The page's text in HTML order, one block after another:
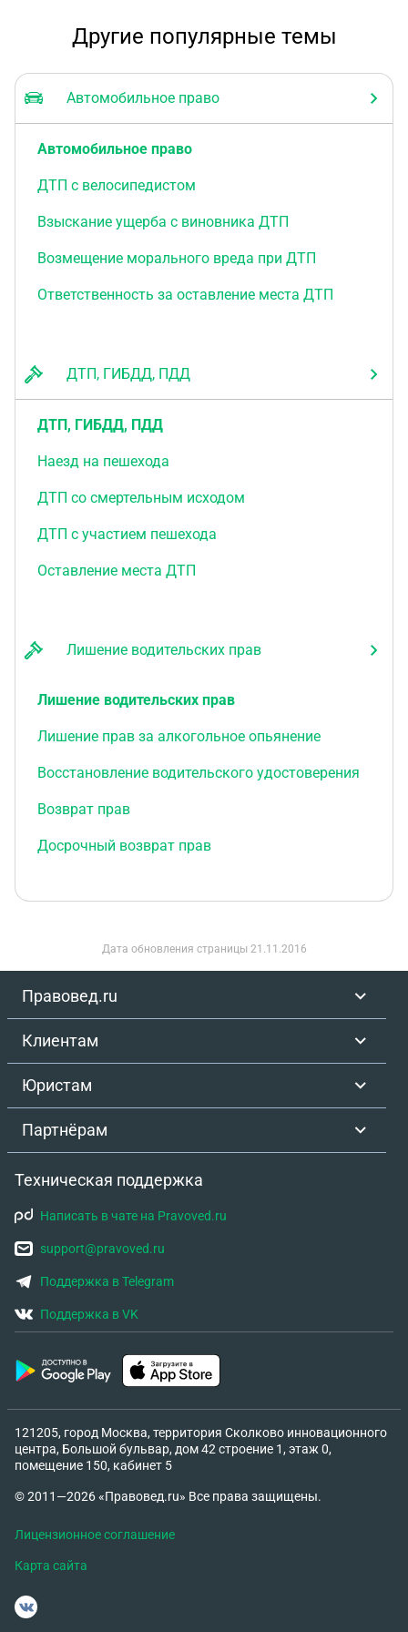
Другие популярные темы
Автомобильное право
Автомобильное право
ДТП с велосипедистом
Взыскание ущерба с виновника ДТП
Возмещение морального вреда при ДТП
Ответственность за оставление места ДТП
ДТП, ГИБДД, ПДД
ДТП, ГИБДД, ПДД
Наезд на пешехода
ДТП со смертельным исходом
ДТП с участием пешехода
Оставление места ДТП
Лишение водительских прав
Лишение водительских прав
Лишение прав за алкогольное опьянение
Восстановление водительского удостоверения
Возврат прав
Досрочный возврат прав
Дата обновления страницы 21.11.2016
Правовед.ru
Клиентам
Юристам
Партнёрам
Техническая поддержка
Написать в чате на Pravoved.ru
support@pravoved.ru
Поддержка в Telegram
Поддержка в VK
121205, город Москва, территория Сколково инновационного
центра, Большой бульвар, дом 42 строение 1, этаж 0,
помещение 150, кабинет 5
© 2011—2026 «Правовед.ru» Все права защищены.
Лицензионное соглашение
Карта сайта